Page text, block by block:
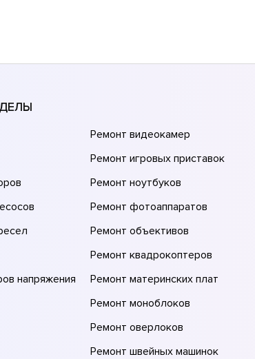
напряжения
Ремонт видеокамер
Ремонт игровых приставок
Ремонт ноутбуков
Ремонт фотоаппаратов
Ремонт объективов
Ремонт квадрокоптеров
Ремонт материнских плат
Ремонт моноблоков
Ремонт оверлоков
Ремонт швейных машинок